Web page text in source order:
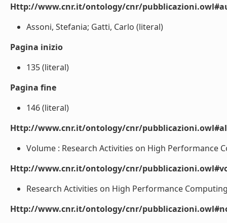
Http://www.cnr.it/ontology/cnr/
Assoni, Stefania; Gatti, Carlo (literal)
Pagina inizio
135 (literal)
Pagina fine
146 (literal)
Http://www.cnr.it/ontology/cnr/
Volume : Research Activities on High Performance
Http://www.cnr.it/ontology/cnr/
Research Activities on High Performance
Http://www.cnr.it/ontology/cnr/